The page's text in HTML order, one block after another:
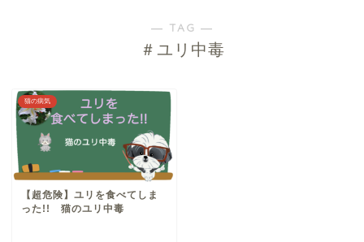
― TAG ―
＃ユリ中毒
猫の病気
【超危険】ユリを食べてしま
った!! 猫のユリ中毒